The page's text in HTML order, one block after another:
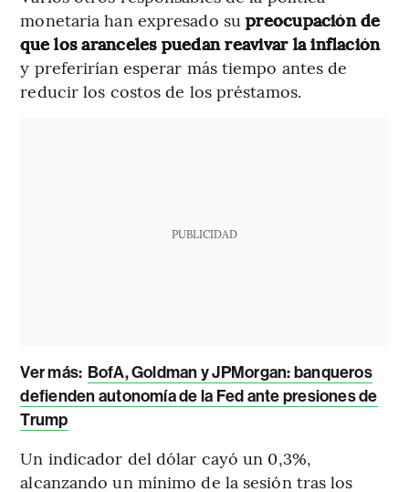
monetaria han expresado supreocupación de
que los aranceles puedan reavivar la inflación
y preferirían esperar más tiempo antes de
reducir los costos de los préstamos.
PUBLICIDAD
Ver más: BofA, Goldman y JPMorgan: banqueros
defienden autonomía de la Fed ante presiones de
Trump
Un indicador del dólar cayó un 0,3%,
alcanzando un mínimo de la sesión tras los